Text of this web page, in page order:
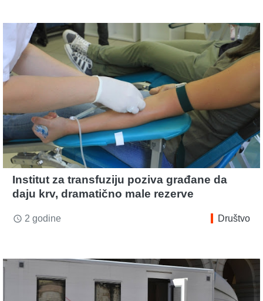
Institut za transfuziju poziva građane da
daju krv, dramatično male rezerve
access_time 2 godine Društvo